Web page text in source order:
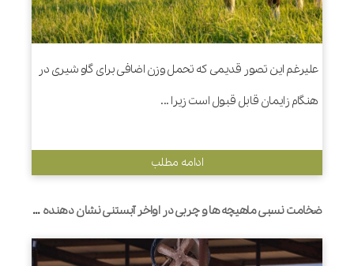
علیرغم این تصور قدیمی که تحمل وزن اضافی برای گاو شیری در
هنگام زایمان قابل قبول است زیرا ...
ادامه مطلب
ضخامت نسبی ماهیچه ها و چربی در اواخر آبستنی نشان دهنده میزان تحرک این بافت ها در گاوهای شیری حین زایمان است